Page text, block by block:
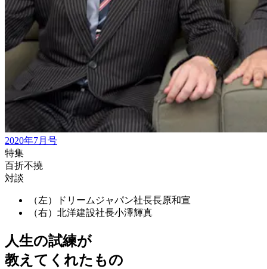
2020年7月号
特集
百折不撓
対談
（左）ドリームジャパン社長長原和宣
（右）北洋建設社長小澤輝真
人生の試練が
教えてくれたもの